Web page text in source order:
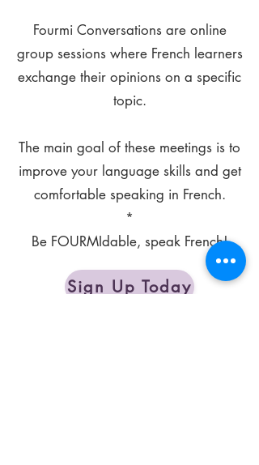
Fourmi Conversations are online
group sessions where French learners
exchange their opinions on a specific
topic.
The main goal of these meetings is to
improve your language skills and get
comfortable speaking in French.
*
Be FOURMIdable, speak French!
Sign Up Today